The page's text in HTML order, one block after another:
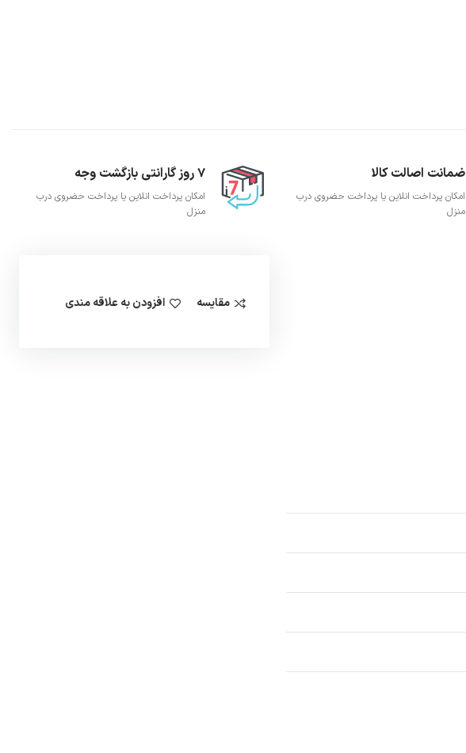
ضمانت اصالت کالا
امکان پرداخت انلاین یا پرداخت حضروی درب
منزل
7 روز گارانتی بازگشت وجه
امکان پرداخت انلاین یا پرداخت حضروی درب
منزل
مقایسه افزودن به علاقه مندی